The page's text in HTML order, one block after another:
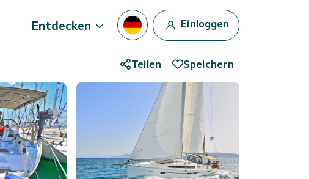
Entdecken Einloggen
Teilen Speichern